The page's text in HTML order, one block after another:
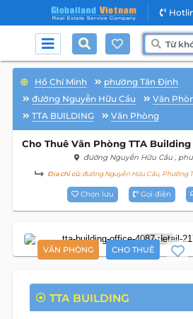
Hồ Chí Minh
phường Tân Định
đường Nguyễn Hữu Cầu
Văn
TTA BUILDING
Văn Phòng
Cho Thuê Văn Phòng TTA
đường Nguyễn Hữu Cầu ,
Địa chỉ cũ:đường Nguyễn Hữu Cầu, Phường
Chọn lưu Gọi điện
VĂN PHÒNG CHO THUÊ
8
TTA BUILDING